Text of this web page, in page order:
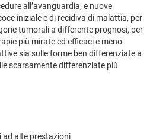
all’avanguardia, e nuove
iniziale e di recidiva di malattia, per
tumorali a differente prognosi, per
più mirate ed efficaci e meno
sia sulle forme ben differenziate a
scarsamente differenziate più
ad alte prestazioni